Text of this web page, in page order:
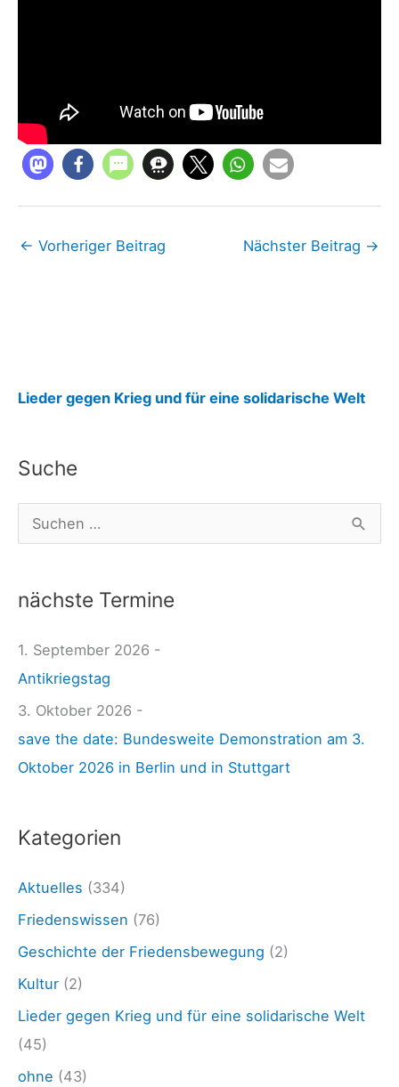
← Vorheriger Beitrag Nächster Beitrag →
Lieder gegen Krieg und für eine solidarische Welt:
y
L
Suche
u
h
n
n
a
c
h
nächste Termine
1. September 2026 -
Antikriegstag
3. Oktober 2026 -
save the date: Bundesweite Demonstration am 3.
Oktober 2026 in Berlin und in Stuttgart
Kategorien
Aktuelles (334)
Friedenswissen (76)
Geschichte der Friedensbewegung (2)
Kultur (2)
Lieder gegen Krieg und für eine solidarische Welt
(45)
ohne (43)